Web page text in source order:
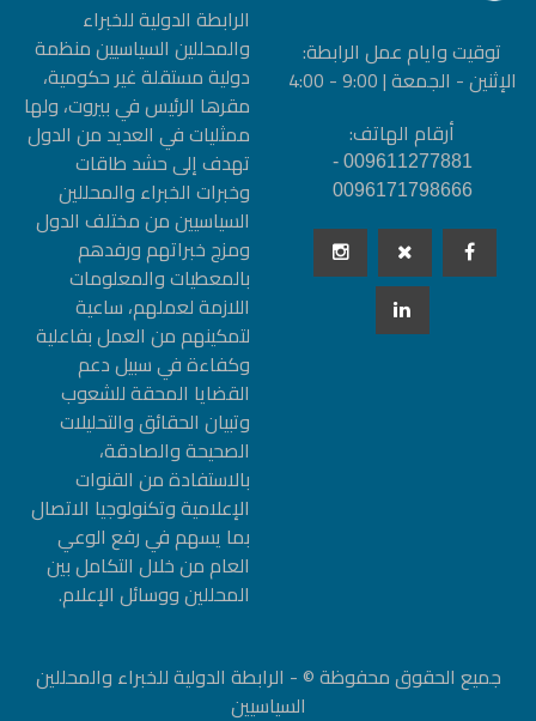
توقيت وايام عمل الرابطة:
الإثنين - الجمعة | 9:00 - 4:00
أرقام الهاتف:
009611277881 -
0096171798666
الرابطة الدولیة للخبراء
والمحللین السیاسیین منظمة
دولیة مستقلة غیر حكومیة،
مقرها الرئيس في بيروت، ولها
ممثليات في العديد من الدول
تهدف إلى حشد طاقات
وخبرات الخبراء والمحللين
السياسيين من مختلف الدول
ومزج خبراتهم ورفدهم
بالمعطيات والمعلومات
اللازمة لعملهم، ساعية
لتمكينهم من العمل بفاعلية
وكفاءة في سبيل دعم
القضايا المحقة للشعوب
وتبيان الحقائق والتحليلات
الصحيحة والصادقة،
بالاستفادة من القنوات
الإعلامية وتكنولوجيا الاتصال
بما يسهم في رفع الوعي
العام من خلال التكامل بين
المحللين ووسائل الإعلام.
جميع الحقوق محفوظة © - الرابطة الدولية للخبراء والمحللين
السياسيين